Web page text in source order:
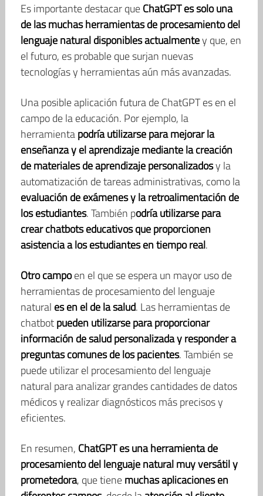
Es importante destacar queChatGPT es solo una
de las muchas herramientas de procesamiento del
lenguaje natural disponibles actualmentey que, en
el futuro, es probable que surjan nuevas
tecnologías y herramientas aún más avanzadas.
Una posible aplicación futura de ChatGPT es en el
campo de la educación. Por ejemplo, la
herramientapodría utilizarse para mejorar la
enseñanza y el aprendizaje mediante la creación
de materiales de aprendizaje personalizadosy la
automatización de tareas administrativas, como la
evaluación de exámenes y la retroalimentación de
los estudiantes. También podría utilizarse para
crear chatbots educativos que proporcionen
asistencia a los estudiantes en tiempo real.
Otro campoen el que se espera un mayor uso de
herramientas de procesamiento del lenguaje
natural es en el de la salud. Las herramientas de
chatbotpueden utilizarse para proporcionar
información de salud personalizada y responder a
preguntas comunes de los pacientes. También se
puede utilizar el procesamiento del lenguaje
natural para analizar grandes cantidades de datos
médicos y realizar diagnósticos más precisos y
eficientes.
En resumen, ChatGPT es una herramienta de
procesamiento del lenguaje natural muy versátil y
prometedora, que tienemuchas aplicaciones en